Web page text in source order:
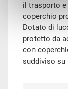
il trasporto e
coperchio
Dotato di
protetto da
con
suddiviso su